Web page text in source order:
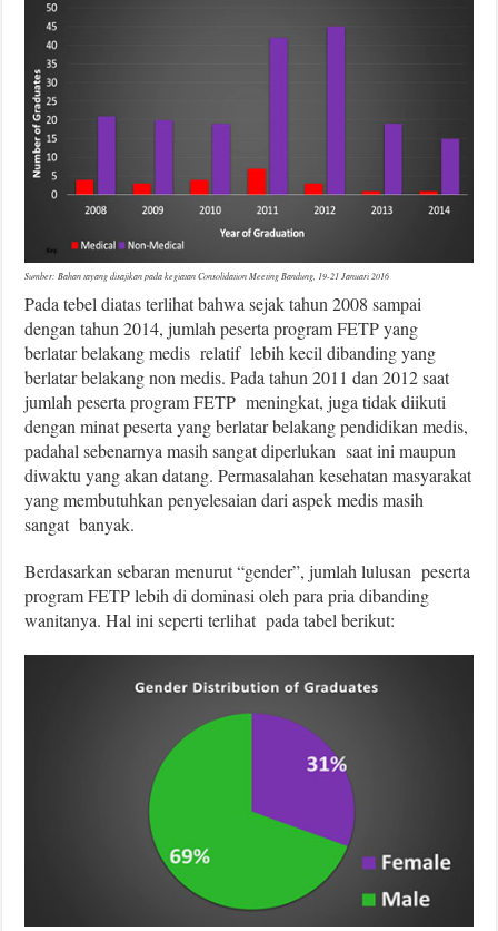
Sumber: Bahan tayang disajikan pada kegiatan Consolidation Meeting Bandung, 19-21 Januari 2016
Pada tebel diatas terlihat bahwa sejak tahun 2008 sampai
dengan tahun 2014, jumlah peserta program FETP yang
berlatar belakang medis relatif lebih kecil dibanding yang
berlatar belakang non medis. Pada tahun 2011 dan 2012 saat
jumlah peserta program FETP meningkat, juga tidak diikuti
dengan minat peserta yang berlatar belakang pendidikan medis,
padahal sebenarnya masih sangat diperlukan saat ini maupun
diwaktu yang akan datang. Permasalahan kesehatan masyarakat
yang membutuhkan penyelesaian dari aspek medis masih
sangat banyak.
Berdasarkan sebaran menurut “gender”, jumlah lulusan peserta
program FETP lebih di dominasi oleh para pria dibanding
wanitanya. Hal ini seperti terlihat pada tabel berikut: